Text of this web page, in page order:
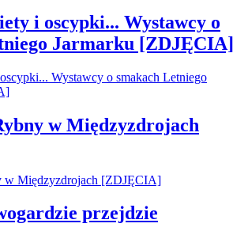
i oscypki... Wystawcy o
Jarmarku [ZDJĘCIA]
w Międzyzdrojach
przejdzie